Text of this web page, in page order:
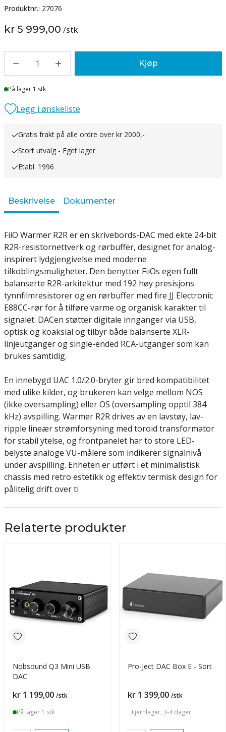
Produktnr.: 27076
kr 5 999,00 /stk
1 Kjøp
Lager
På lager 1 stk
Legg i ønskeliste
Gratis frakt på alle ordre over kr 2000,-
Stort utvalg - Eget lager
Etabl. 1996
Beskrivelse Dokumenter
FiiO Warmer R2R er en skrivebords-DAC med ekte 24-bit
R2R-resistornettverk og rørbuffer, designet for analog-
inspirert lydgjengivelse med moderne
tilkoblingsmuligheter. Den benytter FiiOs egen fullt
balanserte R2R-arkitektur med 192 høy presisjons
tynnfilmresistorer og en rørbuffer med fire JJ Electronic
E88CC-rør for å tilføre varme og organisk karakter til
signalet. DACen støtter digitale innganger via USB,
optisk og koaksial og tilbyr både balanserte XLR-
linjeutganger og single-ended RCA-utganger som kan
brukes samtidig.
En innebygd UAC 1.0/2.0-bryter gir bred kompatibilitet
med ulike kilder, og brukeren kan velge mellom NOS
(ikke oversampling) eller OS (oversampling opptil 384
kHz) avspilling. Warmer R2R drives av en lavstøy, lav-
ripple lineær strømforsyning med toroid transformator
for stabil ytelse, og frontpanelet har to store LED-
belyste analoge VU-målere som indikerer signalnivå
under avspilling. Enheten er utført i et minimalistisk
chassis med retro estetikk og effektiv termisk design for
pålitelig drift over ti
Relaterte produkter
Nobsound Q3 Mini USB
DAC
Pris
kr 1 199,00 /stk
På lager 1 stk
Pro-Ject DAC Box E - Sort
Pris
kr 1 399,00 /stk
Fjernlager, 3-4 dager